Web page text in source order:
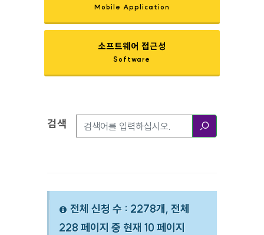
Mobile Application
소프트웨어 접근성
Software
검색옵션
검색
전체 신청 수 : 2278개, 전체
228 페이지 중 현재 10 페이지